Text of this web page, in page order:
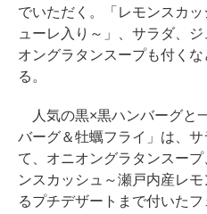
でいただく。「レモンスカ
ューレ入り～」、サラダ、
オングラタンスープも付く
る。
人気の黒×黒ハンバーグと
バーグ＆牡蠣フライ」は、
て、オニオングラタンスー
ンスカッシュ～瀬戸内産レ
るプチデザートまで付いた